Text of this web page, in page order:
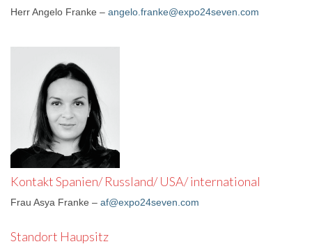
Herr Angelo Franke – angelo.franke@expo24seven.com
Kontakt Spanien/ Russland/ USA/ international
Frau Asya Franke – af@expo24seven.com
Standort Haupsitz